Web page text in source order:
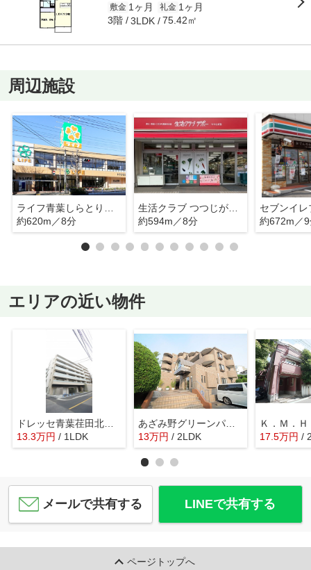
敷金 1ヶ月 礼金 1ヶ月
3階 3LDK 75.42㎡
周辺施設
約620m／8分
生活クラブ つつじが丘デポー
約594m／8分
約672m／
エリアの近い物件
ドレッセ青葉荏田北フロント
13.3万円 / 1LDK
あざみ野グリーンパーク
13万円 / 2LDK 17.5万円 /
メールで共有する LINEで共有する
ページトップへ